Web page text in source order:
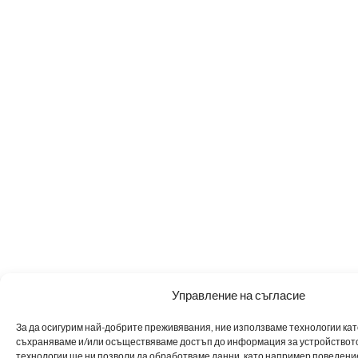
Управление на съгласие
За да осигурим най-добрите преживявания, ние използваме технологии
съхраняваме и/или осъществяваме достъп до информация за